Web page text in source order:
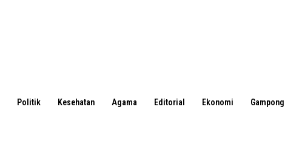
Politik Kesehatan Agama Editorial Ekonomi Gampong